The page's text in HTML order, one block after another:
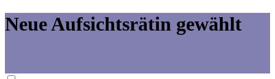
Neue Aufsichtsrätin gewählt